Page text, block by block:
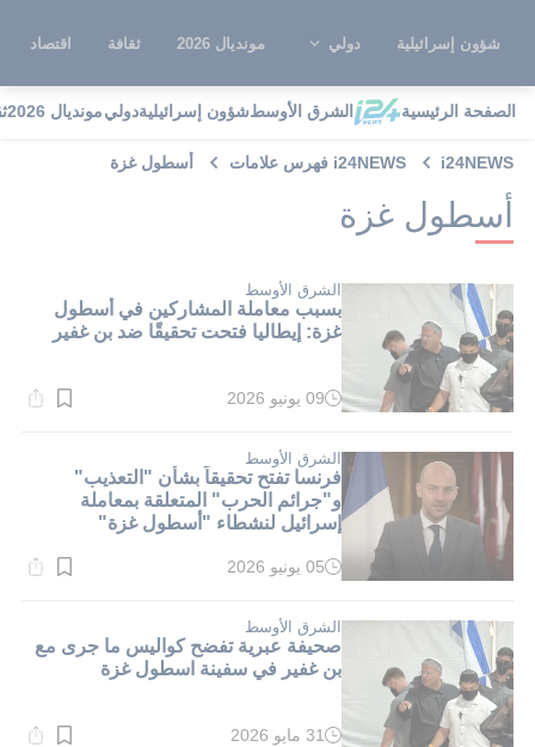
شؤون إسرائيلية دولي مونديال 2026 ثقافة اقتصاد
الصفحة الرئيسية الشرق الأوسطشؤون إسرائيليةدوليمونديال 2026
i24NEWS i24NEWS فهرس علامات أسطول غزة
أسطول غزة
الشرق الأوسط
بسبب معاملة المشاركين في أسطول
غزة: إيطاليا فتحت تحقيقًا ضد بن غفير
وقت
دقيقة.
09 يونيو 2026
الشرق الأوسط
فرنسا تفتح تحقيقاً بشأن "التعذيب"
و"جرائم الحرب" المتعلقة بمعاملة
إسرائيل لنشطاء "أسطول غزة"
وقت
دقيقة.
05 يونيو 2026
الشرق الأوسط
صحيفة عبرية تفضح كواليس ما جرى مع
بن غفير في سفينة اسطول غزة
31 مايو 2026